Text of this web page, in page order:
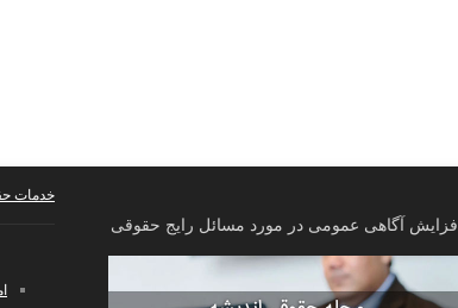
خدمات
افزایش آگاهی عمومی در مورد مسائل رایج حقوقی